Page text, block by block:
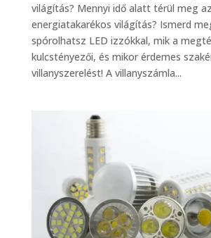
világítás? Mennyi idő alatt térül meg az
energiatakarékos világítás? Ismerd
spórolhatsz LED izzókkal, mik a
kulcstényezői, és mikor érdemes
villanyszerelést! A villanyszámla...